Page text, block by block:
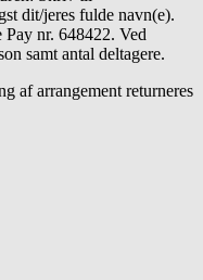
dit/jeres fulde navn(e).
nr. 648422. Ved
samt antal deltagere.
af arrangement returneres